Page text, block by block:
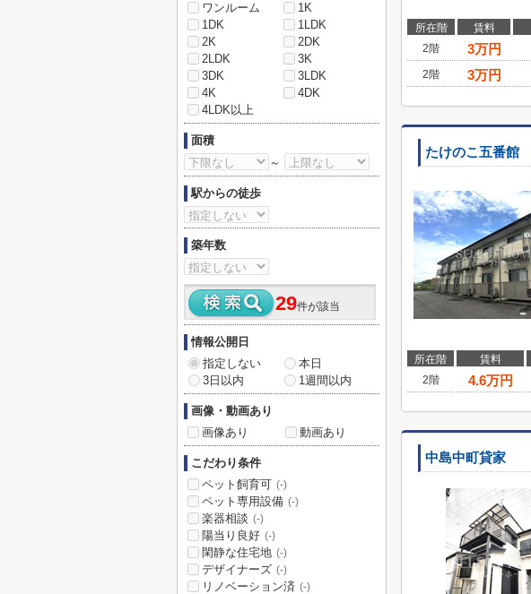
所在階 賃料
2階
3万円
2階
3万円
たけのこ五番館
所在階 賃料
2階
4.6万円
中島中町貸家
ワンルーム
1K
1DK
1LDK
2K
2DK
2LDK
3K
3DK
3LDK
4K
4DK
4LDK以上
面積
～
駅からの徒歩
築年数
29件が該当
情報公開日
指定しない
本日
3日以内
1週間以内
画像・動画あり
画像あり
動画あり
こだわり条件
ペット飼育可 (-)
ペット専用設備 (-)
楽器相談 (-)
陽当り良好 (-)
閑静な住宅地 (-)
デザイナーズ (-)
リノベーション済 (-)